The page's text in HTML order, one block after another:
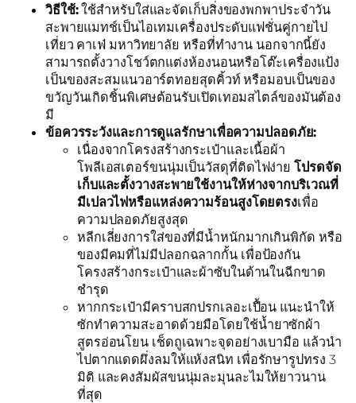
วิธีใช้:ใช้สำหรับใส่และจัดเก็บสิ่งของพกพาประจำวัน
สะพายแมทช์เป็นไอเทมเครื่องประดับแฟชั่นคู่กายไป
เที่ยว คาเฟ่ มหาวิทยาลัย หรือที่ทำงาน นอกจากนี้ยัง
สามารถตั้งวางโชว์ตกแต่งห้องนอนหรือโต๊ะเครื่องแป้ง
เป็นของสะสมแนวอาร์ตทอยสุดคิ้วท์ หรือมอบเป็นของ
ขวัญวันเกิดชิ้นพิเศษต้อนรับเปิดเทอมสไตล์ของมันต้อง
มี
ข้อควรระวังและการดูแลรักษาเพื่อความปลอดภัย:
เนื่องจากโครงสร้างกระเป๋าและเนื้อผ้า
โพลีเอสเตอร์ขนนุ่มเป็นวัสดุที่ติดไฟง่ายโปรดจัด
เก็บและตั้งวางสะพายใช้งานให้ห่างจากบริเวณที่
มีเปลวไฟหรือแหล่งความร้อนสูงโดยตรงเพื่อ
ความปลอดภัยสูงสุด
หลีกเลี่ยงการใส่ของที่มีน้ำหนักมากเกินพิกัด หรือ
ของมีคมที่ไม่มีปลอกฉลากกั้น เพื่อป้องกัน
โครงสร้างกระเป๋าและผ้าซับในด้านในฉีกขาด
ชำรุด
หากกระเป๋ามีคราบสกปรกเลอะเปื้อน แนะนำให้
ซักทำความสะอาดด้วยมือโดยใช้น้ำยาซักผ้า
สูตรอ่อนโยน เช็ดถูเฉพาะจุดอย่างเบามือ แล้วนำ
ไปตากแดดผึ่งลมให้แห้งสนิท เพื่อรักษารูปทรง 3
มิติ และคงสัมผัสขนนุ่มละมุนละไมให้ยาวนาน
ที่สุด